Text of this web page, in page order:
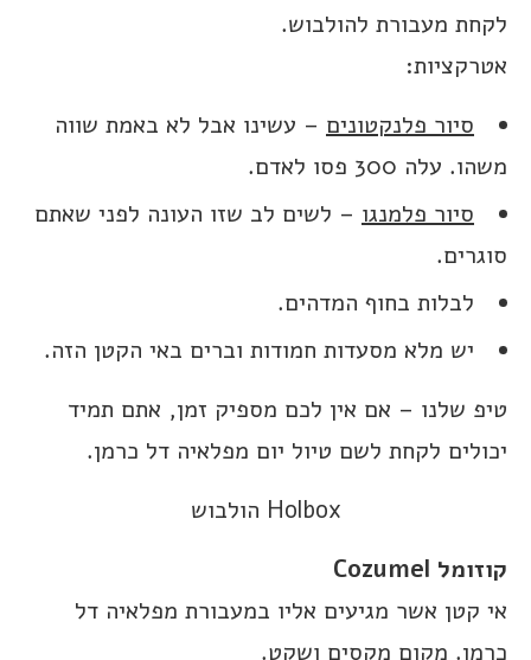
לקחת מעבורת להולבוש.
אטרקציות:
סיור פלנקטונים – עשינו אבל לא באמת שווה
משהו. עלה 300 פסו לאדם.
סיור פלמנגו – לשים לב שזו העונה לפני שאתם
סוגרים.
לבלות בחוף המדהים.
יש מלא מסעדות חמודות וברים באי הקטן הזה.
טיפ שלנו – אם אין לכם מספיק זמן, אתם תמיד
יכולים לקחת לשם טיול יום מפלאיה דל כרמן.
Holbox הולבוש
קוזומל Cozumel
אי קטן אשר מגיעים אליו במעבורת מפלאיה דל
כרמן. מקום מקסים ושקט.